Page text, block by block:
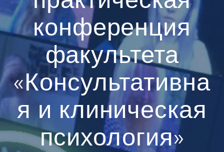
конференция
факультета
«Консультативна
я и клиническая
психология»